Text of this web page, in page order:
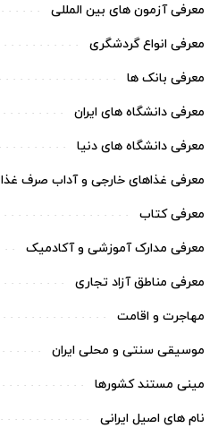
معرفی آزمون های بین المللی
معرفی انواع گردشگری
معرفی بانک ها
معرفی دانشگاه های ایران
معرفی دانشگاه های دنیا
معرفی غذاهای خارجی و آداب صرف غذا
معرفی کتاب
معرفی مدارک آموزشی و آکادمیک
معرفی مناطق آزاد تجاری
مهاجرت و اقامت
موسیقی سنتی و محلی ایران
مینی مستند کشورها
نام های اصیل ایرانی